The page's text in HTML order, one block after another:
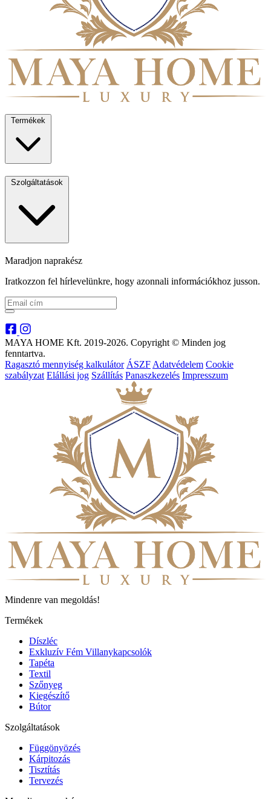
Termékek
Szolgáltatások
Maradjon naprakész
Iratkozzon fel hírlevelünkre, hogy azonnali információkhoz jusson.
MAYA HOME Kft. 2019-2026. Copyright © Minden jog
fenntartva.
Ragasztó mennyiség kalkulátor ÁSZF Adatvédelem Cookie
szabályzat Elállási jog Szállítás Panaszkezelés Impresszum
Mindenre van megoldás!
Termékek
Díszléc
Exkluzív Fém Villanykapcsolók
Tapéta
Textil
Szőnyeg
Kiegészítő
Bútor
Szolgáltatások
Függönyözés
Kárpitozás
Tisztítás
Tervezés